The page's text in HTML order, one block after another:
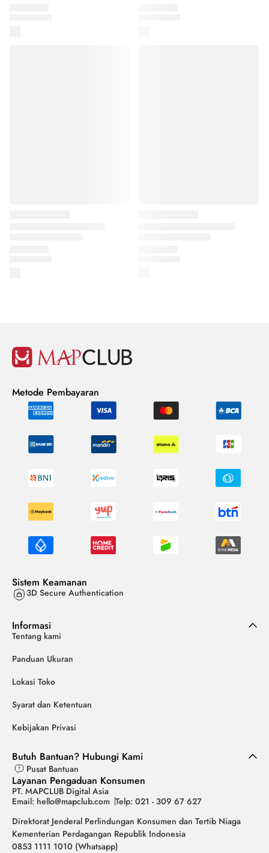
Metode Pembayaran
Sistem Keamanan
3D Secure Authentication
Informasi
Tentang kami
Panduan Ukuran
Lokasi Toko
Syarat dan Ketentuan
Kebijakan Privasi
Butuh Bantuan? Hubungi Kami
Pusat Bantuan
Layanan Pengaduan Konsumen
PT. MAPCLUB Digital Asia
Email: hello@mapclub.com Telp: 021 - 309 67 627
Direktorat Jenderal Perlindungan Konsumen dan Tertib Niaga
Kementerian Perdagangan Republik Indonesia
0853 1111 1010 (Whatsapp)